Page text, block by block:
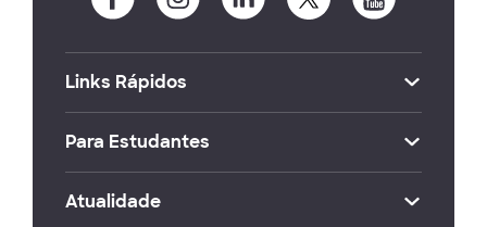
Links Rápidos
Para Estudantes
Atualidade